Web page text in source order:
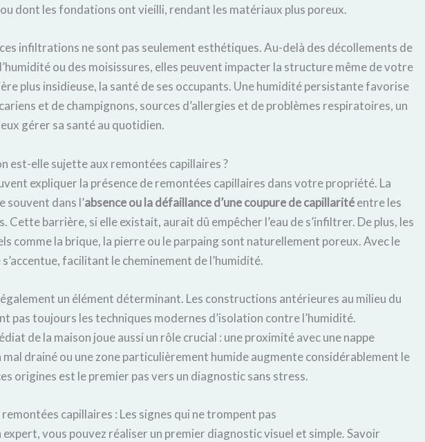
dont les fondations ont vieilli, rendant les matériaux plus poreux.
infiltrations ne sont pas seulement esthétiques. Au-delà des décollements de
ou des moisissures, elles peuvent impacter la structure même de votre
plus insidieuse, la santé de ses occupants. Une humidité persistante favorise
et de champignons, sources d’allergies et de problèmes respiratoires, un
gérer sa santé au quotidien.
est-elle sujette aux remontées capillaires ?
expliquer la présence de remontées capillaires dans votre propriété. La
souvent dans l’absence ou la défaillance d’une coupure de capillaritéentre les
Cette barrière, si elle existait, aurait dû empêcher l’eau de s’infiltrer. De plus, les
comme la brique, la pierre ou le parpaing sont naturellement poreux. Avec le
facilitant le cheminement de l’humidité.
également un élément déterminant. Les constructions antérieures au milieu du
pas toujours les techniques modernes d’isolation contre l’humidité.
de la maison joue aussi un rôle crucial : une proximité avec une nappe
drainé ou une zone particulièrement humide augmente considérablement le
origines est le premier pas vers un diagnostic sans stress.
capillaires : Les signes qui ne trompent pas
vous pouvez réaliser un premier diagnostic visuel et simple. Savoir